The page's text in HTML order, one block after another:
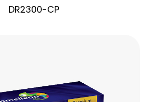
DR2300-CP